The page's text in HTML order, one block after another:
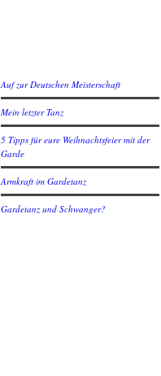
Auf zur Deutschen Meisterschaft
Mein letzter Tanz
5 Tipps für eure Weihnachtsfeier mit der
Garde
Armkraft im Gardetanz
Gardetanz und Schwanger?